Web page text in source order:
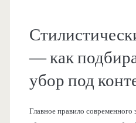
— как
убор под
Главное правило